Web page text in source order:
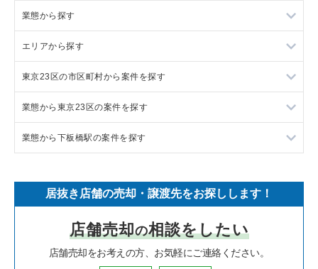
業態から探す
ラーメンの居抜き売却物件の案件一覧
フランス料理の居抜き売却物件の案件一覧
イタリア料理の居抜き売却物件の案件一覧
中華の居抜き売却物件の案件一覧
寿司の居抜き売却物件の案件一覧
焼肉の居抜き売却物件の案件一覧
鉄板焼き・お好み焼の居抜き売却物件の案件一覧
エリアから探す
東京23区の飲食店の居抜き売却物件の案件一覧
東京都下の飲食店の居抜き売却物件の案件一覧
千葉県の飲食店の居抜き売却物件の案件一覧
神奈川県の飲食店の居抜き売却物件の案件一覧
大阪府の飲食店の居抜き売却物件の案件一覧
兵庫県の飲食店の居抜き売却物件の案件一覧
東京23区の市区町村から案件を探す
目黒区の飲食店の居抜き売却物件の案件一覧
渋谷区の飲食店の居抜き売却物件の案件一覧
新宿区の飲食店の居抜き売却物件の案件一覧
葛飾区の飲食店の居抜き売却物件の案件一覧
中央区の飲食店の居抜き売却物件の案件一覧
業態から東京23区の案件を探す
東京23区のラーメンの居抜き売却物件の案件一覧
東京23区のイタリア料理の居抜き売却物件の案件一覧
東京23区の中華の居抜き売却物件の案件一覧
東京23区のそば・うどんの居抜き売却物件の案件一覧
業態から下板橋駅の案件を探す
下板橋駅のカフェの居抜き売却物件の案件一覧
居抜き店舗の売却・譲渡先をお探しします！
店舗売却の相談をしたい
店舗売却をお考えの方、お気軽にご連絡ください。